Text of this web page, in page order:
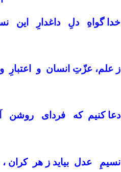
خدا گواهِ دلِ داغدارِ این
ز علم، عزّتِ انسان و اعتبارِ
دعا کنیم که فردای روشن
نسیمِ عدل بیاید ز هر کران